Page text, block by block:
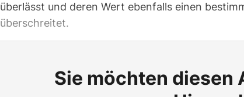
überlässt und deren Wert ebenfalls einen
überschreitet.
Sie möchten